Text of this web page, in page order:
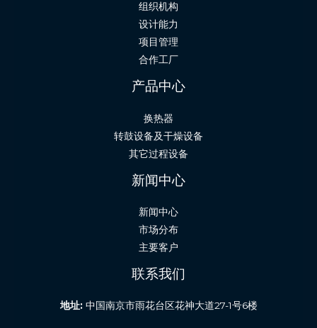
组织机构
设计能力
项目管理
合作工厂
产品中心
换热器
转鼓设备及干燥设备
其它过程设备
新闻中心
新闻中心
市场分布
主要客户
联系我们
地址: 中国南京市雨花台区花神大道27-1号6楼